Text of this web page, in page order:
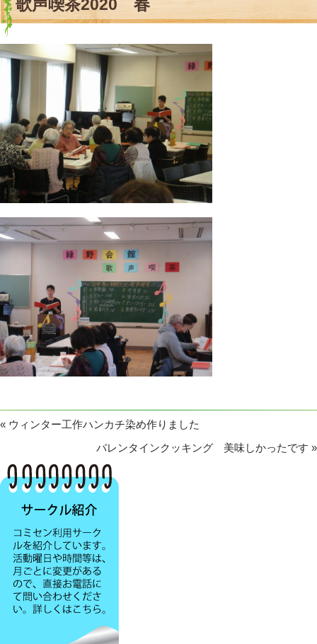
歌声喫茶2020 春
« ウィンター工作ハンカチ染め作りました
バレンタインクッキング 美味しかったです »